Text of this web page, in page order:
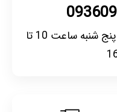
ساعت کاری شنبه تا پنج شنبه ساعت 10 تا